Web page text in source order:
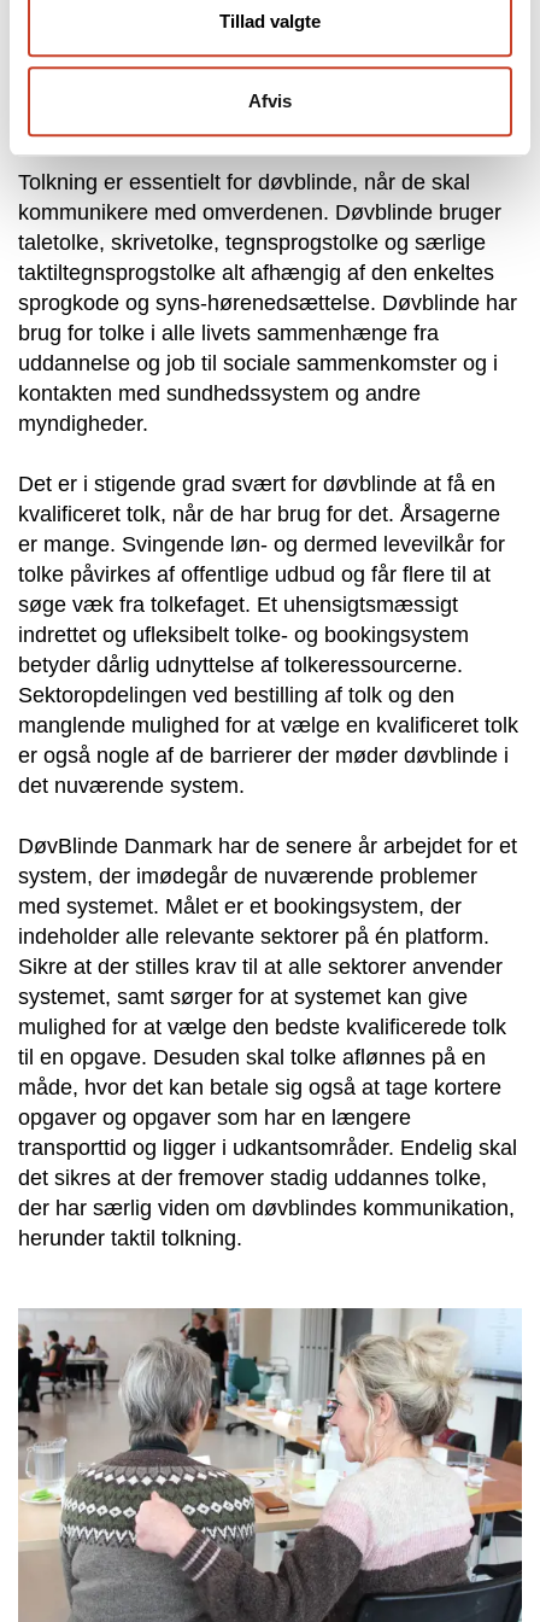
Tillad valgte
Afvis
visuelle- og tegnsprogsløsninger.
Tolkning er essentielt for døvblinde, når de skal
kommunikere med omverdenen. Døvblinde bruger
taletolke, skrivetolke, tegnsprogstolke og særlige
taktiltegnsprogstolke alt afhængig af den enkeltes
sprogkode og syns-hørenedsættelse. Døvblinde har
brug for tolke i alle livets sammenhænge fra
uddannelse og job til sociale sammenkomster og i
kontakten med sundhedssystem og andre
myndigheder.
Det er i stigende grad svært for døvblinde at få en
kvalificeret tolk, når de har brug for det. Årsagerne
er mange. Svingende løn- og dermed levevilkår for
tolke påvirkes af offentlige udbud og får flere til at
søge væk fra tolkefaget. Et uhensigtsmæssigt
indrettet og ufleksibelt tolke- og bookingsystem
betyder dårlig udnyttelse af tolkeressourcerne.
Sektoropdelingen ved bestilling af tolk og den
manglende mulighed for at vælge en kvalificeret tolk
er også nogle af de barrierer der møder døvblinde i
det nuværende system.
DøvBlinde Danmark har de senere år arbejdet for et
system, der imødegår de nuværende problemer
med systemet. Målet er et bookingsystem, der
indeholder alle relevante sektorer på én platform.
Sikre at der stilles krav til at alle sektorer anvender
systemet, samt sørger for at systemet kan give
mulighed for at vælge den bedste kvalificerede tolk
til en opgave. Desuden skal tolke aflønnes på en
måde, hvor det kan betale sig også at tage kortere
opgaver og opgaver som har en længere
transporttid og ligger i udkantsområder. Endelig skal
det sikres at der fremover stadig uddannes tolke,
der har særlig viden om døvblindes kommunikation,
herunder taktil tolkning.